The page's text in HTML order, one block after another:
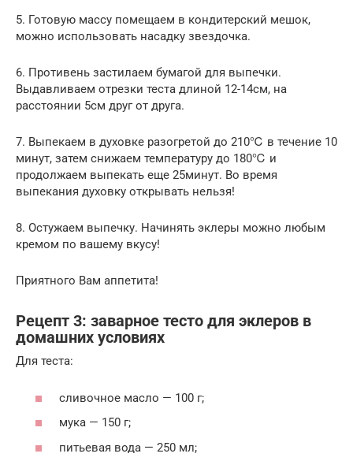
5. Готовую массу помещаем в кондитерский мешок,
можно использовать насадку звездочка.
6. Противень застилаем бумагой для выпечки.
Выдавливаем отрезки теста длиной 12-14см, на
расстоянии 5см друг от друга.
7. Выпекаем в духовке разогретой до 210℃ в течение 10
минут, затем снижаем температуру до 180℃ и
продолжаем выпекать еще 25минут. Во время
выпекания духовку открывать нельзя!
8. Остужаем выпечку. Начинять эклеры можно любым
кремом по вашему вкусу!
Приятного Вам аппетита!
Рецепт 3: заварное тесто для эклеров в
домашних условиях
Для теста:
сливочное масло — 100 г;
мука — 150 г;
питьевая вода — 250 мл;